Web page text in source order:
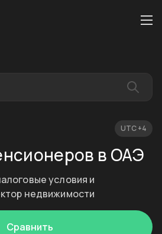
UTC +4
в ОАЭ
условия и
недвижимости
Сравнить